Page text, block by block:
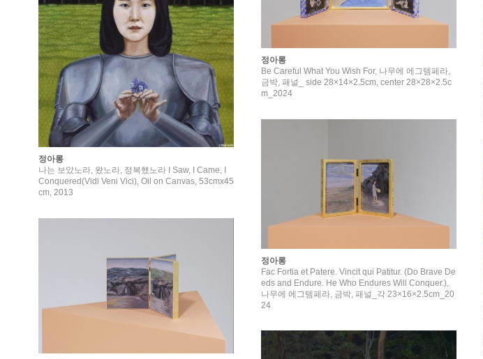
정아롱
나는 보았노라, 왔노라, 정복했노라 I Saw, I Came, I
Conquered(Vidi Veni Vici), Oil on Canvas, 53cmx45
cm, 2013
정아롱
Be Careful What You Wish For, 나무에 에그템페라,
금박, 패널_ side 28×14×2.5cm, center 28×28×2.5c
m_2024
정아롱
Fac Fortia et Patere. Vincit qui Patitur. (Do Brave De
eds and Endure. He Who Endures Will Conquer.),
나무에 에그템페라, 금박, 패널_각 23×16×2.5cm_20
24